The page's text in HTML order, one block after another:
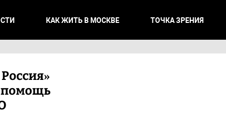
КАК ЖИТЬ В МОСКВЕ ТОЧКА ЗРЕНИЯ
помощь